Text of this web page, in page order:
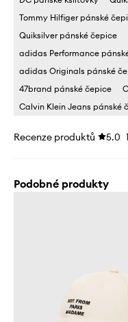
Tommy Hilfiger pánské
Quiksilver pánské čepice
adidas Performance
adidas Originals pánské
47brand pánské čepice
Calvin Klein Jeans pánské
Recenze produktů 5.0 1
Podobné produkty